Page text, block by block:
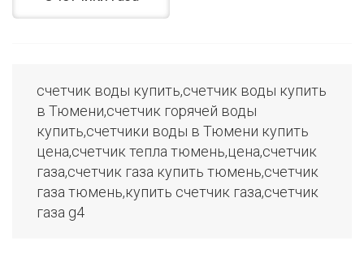
счетчик воды купить,счетчик воды купить
в Тюмени,счетчик горячей воды
купить,счетчики воды в Тюмени купить
цена,счетчик тепла тюмень,цена,счетчик
газа,счетчик газа купить тюмень,счетчик
газа тюмень,купить счетчик газа,счетчик
газа g4